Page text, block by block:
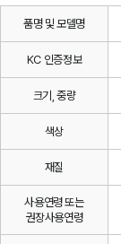
품명 및 모델명
KC 인증정보
크기, 중량
색상
재질
사용연령 또는
권장사용연령